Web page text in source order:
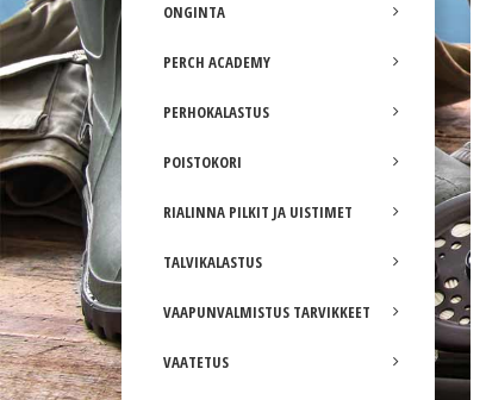
ONGINTA
PERCH ACADEMY
PERHOKALASTUS
POISTOKORI
RIALINNA PILKIT JA UISTIMET
TALVIKALASTUS
VAAPUNVALMISTUS TARVIKKEET
VAATETUS
Stimulator Olive (69214)